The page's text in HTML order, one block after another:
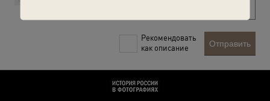
Рекомендовать
как описание
Отправить